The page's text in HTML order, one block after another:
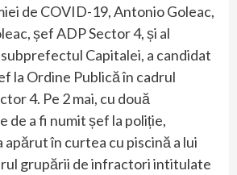
de COVID-19, Antonio Goleac,
șef ADP Sector 4, și al
Capitalei, a candidat
la Ordine Publică în cadrul
4. Pe 2 mai, cu două
de a fi numit șef la poliție,
apărut în curtea cu piscină a lui
grupării de infractori intitulate